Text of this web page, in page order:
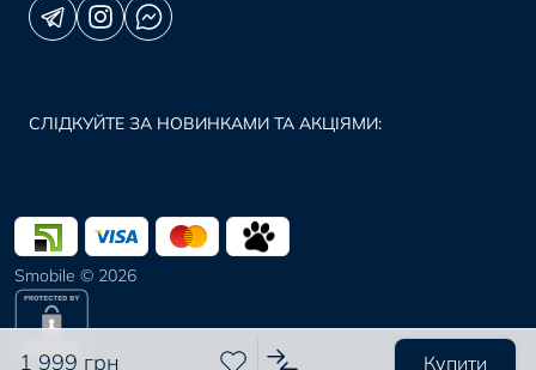
1 999 грн Купити
СЛІДКУЙТЕ ЗА НОВИНКАМИ ТА АКЦІЯМИ:
Smobile © 2026